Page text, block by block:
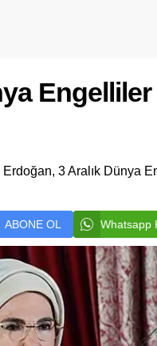
3 Aralık Dünya
ABONE OL Whatsapp